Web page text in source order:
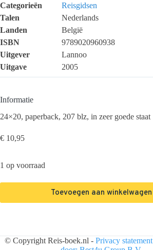
Categorieën
Reisgidsen
Talen
Nederlands
Landen
België
ISBN
9789020960938
Uitgever
Lannoo
Uitgave
2005
Informatie
24×20, paperback, 207 blz, in zeer goede staat
€ 10,95
1 op voorraad
Toevoegen aan winkelwagen
© Copyright Reis-boek.nl - Privacy statement